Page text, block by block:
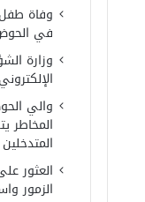
وفاة طفل
في
وزارة
والي
المخاطر
المتدخلين
العثور
الزمور